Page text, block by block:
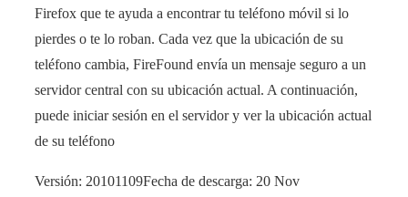
Firefox que te ayuda a encontrar tu teléfono móvil si lo
pierdes o te lo roban. Cada vez que la ubicación de su
teléfono cambia, FireFound envía un mensaje seguro a un
servidor central con su ubicación actual. A continuación,
puede iniciar sesión en el servidor y ver la ubicación actual
de su teléfono
Versión: 20101109Fecha de descarga: 20 Nov